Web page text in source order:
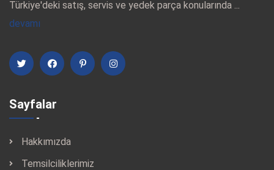
Türkiye'deki satış, servis ve yedek parça konularında ...
devamı
Sayfalar
Hakkımızda
Temsilciliklerimiz